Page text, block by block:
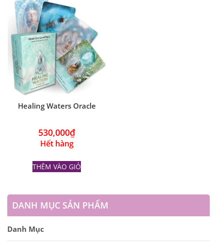
Healing Waters Oracle
530,000₫
Hết hàng
THÊM VÀO GIỎ
DANH MỤC SẢN PHẨM
Danh Mục